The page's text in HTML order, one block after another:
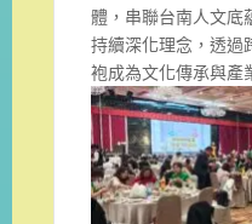
體，串聯台南人文底
持續深化理念，透過
袍成為文化傳承與產